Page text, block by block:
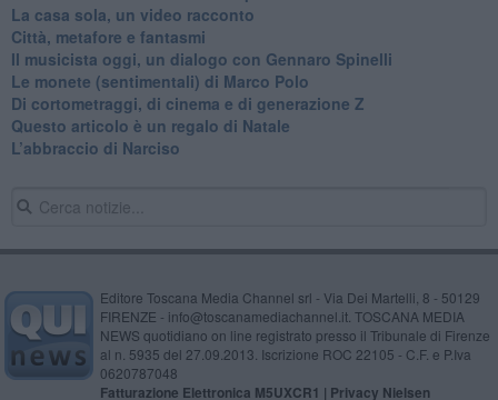
​La casa sola, un video racconto
​Città, metafore e fantasmi
Il musicista oggi, un dialogo con Gennaro Spinelli
Le monete (sentimentali) di Marco Polo
​Di cortometraggi, di cinema e di generazione Z
​Questo articolo è un regalo di Natale
L’abbraccio di Narciso
Editore Toscana Media Channel srl - Via Dei Martelli, 8 - 50129
FIRENZE - info@toscanamediachannel.it. TOSCANA MEDIA
NEWS quotidiano on line registrato presso il Tribunale di Firenze
al n. 5935 del 27.09.2013. Iscrizione ROC 22105 - C.F. e P.Iva
0620787048
Fatturazione Elettronica M5UXCR1 | Privacy Nielsen